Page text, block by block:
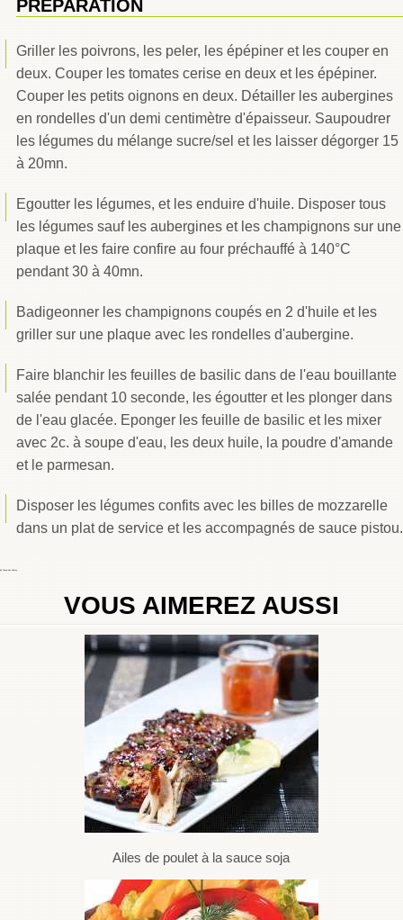
PRÉPARATION
Griller les poivrons, les peler, les épépiner et les couper en
deux. Couper les tomates cerise en deux et les épépiner.
Couper les petits oignons en deux. Détailler les aubergines
en rondelles d'un demi centimètre d'épaisseur. Saupoudrer
les légumes du mélange sucre/sel et les laisser dégorger 15
à 20mn.
Egoutter les légumes, et les enduire d'huile. Disposer tous
les légumes sauf les aubergines et les champignons sur une
plaque et les faire confire au four préchauffé à 140°C
pendant 30 à 40mn.
Badigeonner les champignons coupés en 2 d'huile et les
griller sur une plaque avec les rondelles d'aubergine.
Faire blanchir les feuilles de basilic dans de l'eau bouillante
salée pendant 10 seconde, les égoutter et les plonger dans
de l'eau glacée. Eponger les feuille de basilic et les mixer
avec 2c. à soupe d'eau, les deux huile, la poudre d'amande
et le parmesan.
Disposer les légumes confits avec les billes de mozzarelle
dans un plat de service et les accompagnés de sauce pistou.
VOUS AIMEREZ AUSSI
Ailes de poulet à la sauce soja